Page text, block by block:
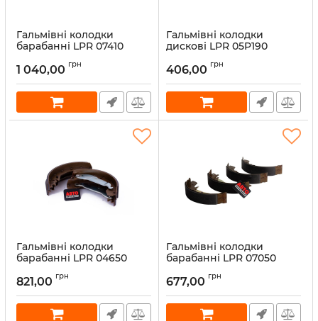
Гальмівні колодки
барабанні LPR 07410
1 040,00 грн
Гальмівні колодки
дискові LPR 05P190
406,00 грн
Гальмівні колодки
барабанні LPR 04650
821,00 грн
Гальмівні колодки
барабанні LPR 07050
677,00 грн